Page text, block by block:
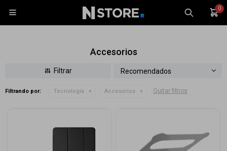
0

Accesorios
Recomendados
Filtrando por: Tecnología Accesorios Quitar filtros